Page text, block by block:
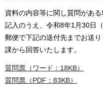
資料の内容等に関し質問があ
記入のうえ、令和8年1月30日
郵便で下記の送付先までお送
課から回答いたします。
質問票（ワード：18KB）
質問票（PDF：83KB）